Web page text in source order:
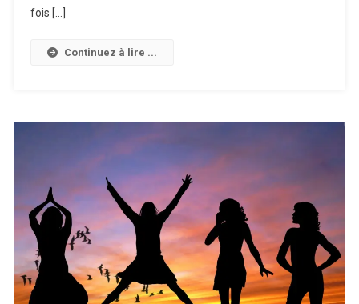
fois […]
Continuez à lire ...